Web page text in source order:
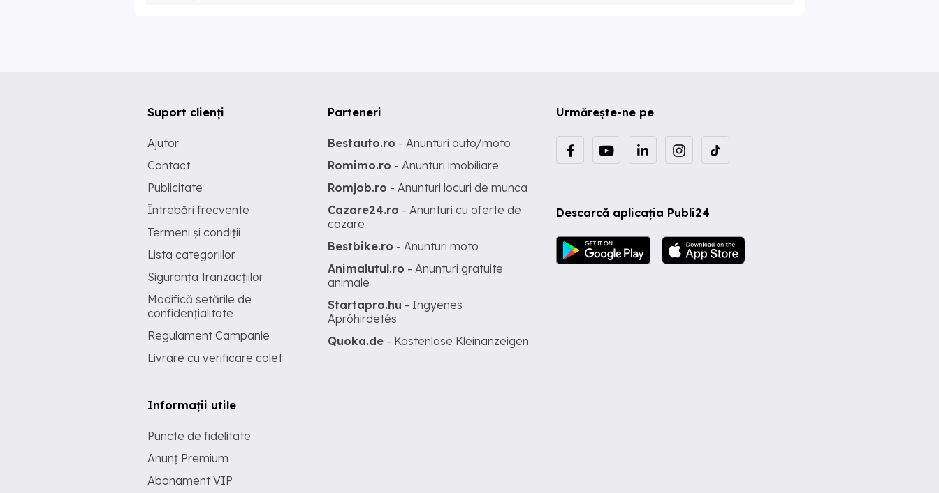
Urmărește-ne pe
Descarcă aplicația Publi24
Suport clienți
Ajutor
Contact
Publicitate
Întrebări frecvente
Termeni și condiții
Lista categoriilor
Siguranța tranzacțiilor
Modifică setările de
confidențialitate
Regulament Campanie
Livrare cu verificare colet
Informații utile
Puncte de fidelitate
Anunț Premium
Abonament VIP
Parteneri
Bestauto.ro - Anunturi auto/moto
Romimo.ro - Anunturi imobiliare
Romjob.ro - Anunturi locuri de munca
Cazare24.ro - Anunturi cu oferte de
cazare
Bestbike.ro - Anunturi moto
Animalutul.ro - Anunturi gratuite
animale
Startapro.hu - Ingyenes
Apróhirdetés
Quoka.de - Kostenlose Kleinanzeigen